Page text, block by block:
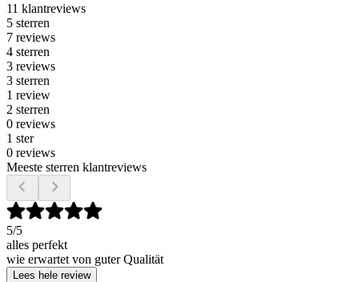
11 klantreviews
5 sterren
7 reviews
4 sterren
3 reviews
3 sterren
1 review
2 sterren
0 reviews
1 ster
0 reviews
Meeste sterren klantreviews
5/5
alles perfekt
wie erwartet von guter Qualität
Lees hele review